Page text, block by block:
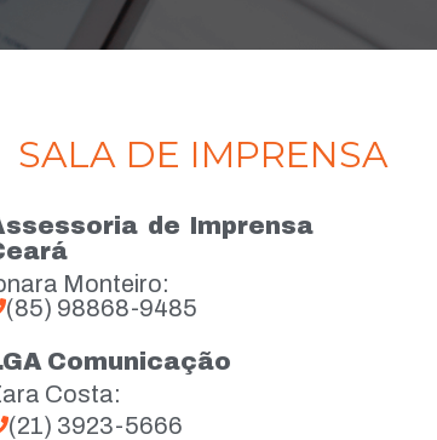
SALA DE IMPRENSA
de Imprensa
Monteiro:
(85) 98868-9485
Comunicação
Costa:
(21) 3923-5666